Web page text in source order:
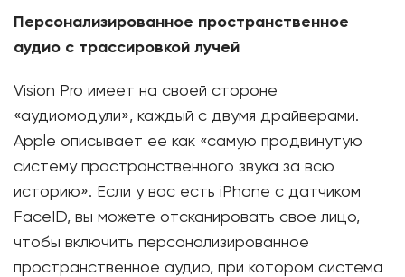
Персонализированное пространственное
аудио с трассировкой лучей
Vision Pro имеет на своей стороне
«аудиомодули», каждый с двумя драйверами.
Apple описывает ее как «самую продвинутую
систему пространственного звука за всю
историю». Если у вас есть iPhone с датчиком
FaceID, вы можете отсканировать свое лицо,
чтобы включить персонализированное
пространственное аудио, при котором система